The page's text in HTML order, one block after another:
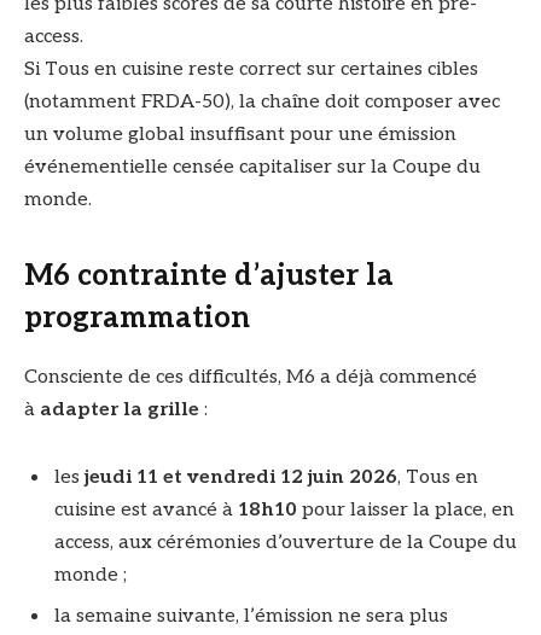
access.
Si Tous en cuisine reste correct sur certaines cibles
(notamment FRDA-50), la chaîne doit composer avec
un volume global insuffisant pour une émission
événementielle censée capitaliser sur la Coupe du
monde.
M6 contrainte d’ajuster la
programmation
Consciente de ces difficultés, M6 a déjà commencé
à adapter la grille :
lesjeudi 11 et vendredi 12 juin 2026, Tous en
cuisine est avancé à 18h10 pour laisser la place, en
access, aux cérémonies d’ouverture de la Coupe du
monde ;
la semaine suivante, l’émission ne sera plus